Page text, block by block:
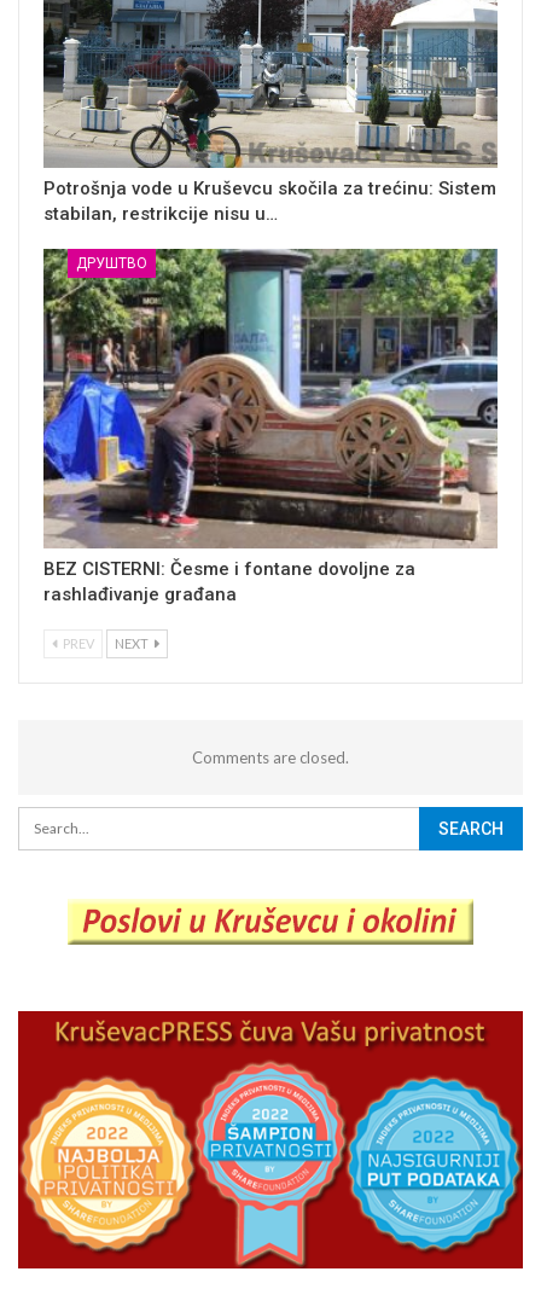
Potrošnja vode u Kruševcu skočila za trećinu: Sistem
stabilan, restrikcije nisu u…
ДРУШТВО
BEZ CISTERNI: Česme i fontane dovoljne za
rashlađivanje građana
PREV NEXT
Comments are closed.